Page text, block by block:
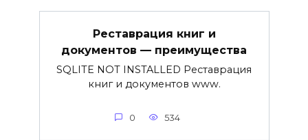
Реставрация книг и
документов — преимущества
SQLITE NOT INSTALLED Реставрация
книг и документов www.
0 534